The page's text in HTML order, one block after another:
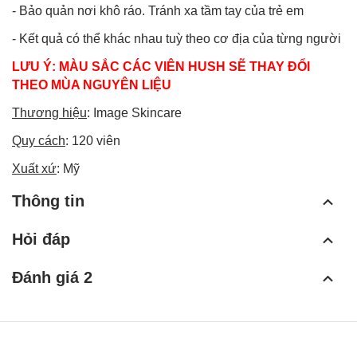
- Bảo quản nơi khô ráo. Tránh xa tầm tay của trẻ em
- Kết quả có thể khác nhau tuỳ theo cơ địa của từng người
LƯU Ý: MÀU SẮC CÁC VIÊN HUSH SẼ THAY ĐỔI
THEO MÙA NGUYÊN LIỆU
Thương hiệu: Image Skincare
Quy cách: 120 viên
Xuất xứ: Mỹ
Thông tin
Hỏi đáp
Đánh giá 2